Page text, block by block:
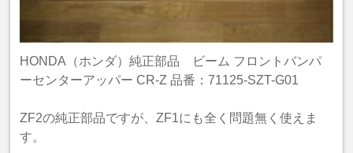
HONDA（ホンダ）純正部品 ビーム フロントバンパ
ーセンターアッパー CR-Z 品番：71125-SZT-G01
ZF2の純正部品ですが、ZF1にも全く問題無く使えま
す。